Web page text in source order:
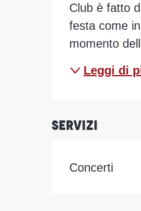
Club è fatto
festa come
momento
Leggi di
Servizi
Concerti